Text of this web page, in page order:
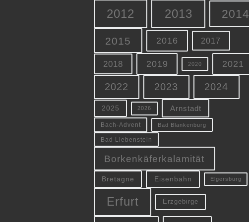
2012 2013 2014
2015 2016 2017
2018 2019 2020 2021
2022 2023 2024
2025 2026 Arnstadt
Bach-Advent Bad Blankenburg
Bad Liebenstein
Borkenkäferkalamität
Bretagne Eisenbahn Elgersburg
Erfurt Erzgebirge